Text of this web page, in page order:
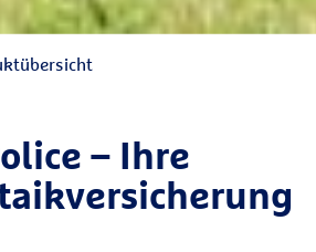
– Ihre